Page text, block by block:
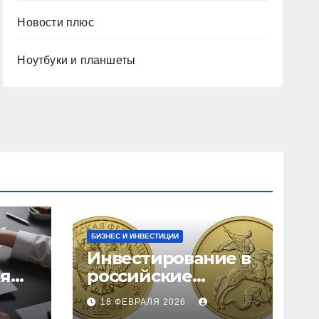
Новости плюс
Ноутбуки и планшеты
БИЗНЕС И ИНВЕСТИЦИИ
Инвестирование в
российские
золотые монеты:
подробное
18 ФЕВРАЛЯ 2026